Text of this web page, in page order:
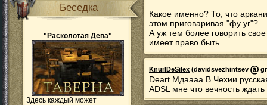
Беседка
"Расколотая Дева"
Здесь каждый может
Какое именно? То, что
этом приговаривая "фу уг"?
А уж тем более говорить
имеет право быть.
KnurlDeSilex (davidsvezhintsev
Deart Мдаааа В Чехии
ADSL мне что вечность